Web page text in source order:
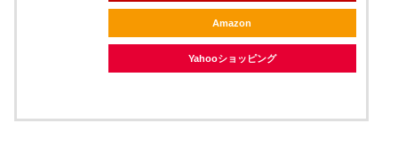
Amazon
Yahooショッピング